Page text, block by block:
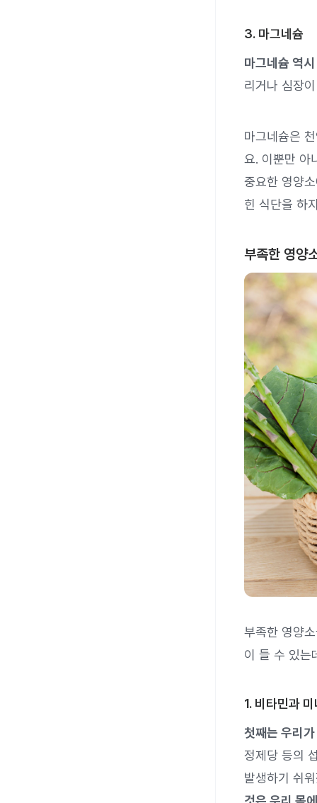
3. 마그네슘
마그네슘 역
리거나 심장
마그네슘은
요. 이뿐만 아
중요한 영양
힌 식단을 하
부족한 영양
부족한 영양
이 들 수 있는
1. 비타민과
첫째는 우리
정제당 등의
발생하기 쉬